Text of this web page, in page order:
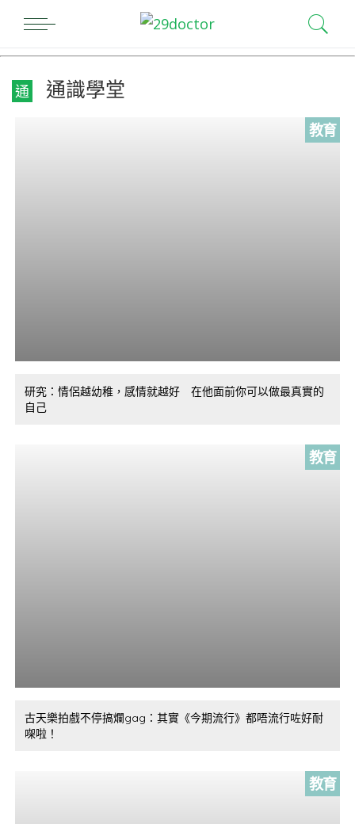
通 通識學堂
教育
研究：情侶越幼稚，感情就越好 在他面前你可以做最真實的
自己
教育
古天樂拍戲不停搞爛gag：其實《今期流行》都唔流行咗好耐
㗎啦！
教育